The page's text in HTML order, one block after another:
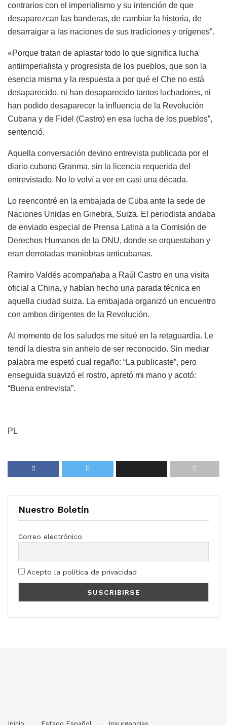
contrarios con el imperialismo y su intención de que
desaparezcan las banderas, de cambiar la historia, de
desarraigar a las naciones de sus tradiciones y orígenes”.
«Porque tratan de aplastar todo lo que significa lucha
antiimperialista y progresista de los pueblos, que son la
esencia misma y la respuesta a por qué el Che no está
desaparecido, ni han desaparecido tantos luchadores, ni
han podido desaparecer la influencia de la Revolución
Cubana y de Fidel (Castro) en esa lucha de los pueblos”,
sentenció.
Aquella conversación devino entrevista publicada por el
diario cubano Granma, sin la licencia requerida del
entrevistado. No lo volví a ver en casi una década.
Lo reencontré en la embajada de Cuba ante la sede de
Naciones Unidas en Ginebra, Suiza. El periodista andaba
de enviado especial de Prensa Latina a la Comisión de
Derechos Humanos de la ONU, donde se orquestaban y
eran derrotadas maniobras anticubanas.
Ramiro Valdés acompañaba a Raúl Castro en una visita
oficial a China, y habían hecho una parada técnica en
aquella ciudad suiza. La embajada organizó un encuentro
con ambos dirigentes de la Revolución.
Al momento de los saludos me situé en la retaguardia. Le
tendí la diestra sin anhelo de ser reconocido. Sin mediar
palabra me espetó cual regaño: “La publicaste”, pero
enseguida suavizó el rostro, apretó mi mano y acotó:
“Buena entrevista”.
PL
Nuestro Boletín
Correo electrónico
Acepto la política de privacidad